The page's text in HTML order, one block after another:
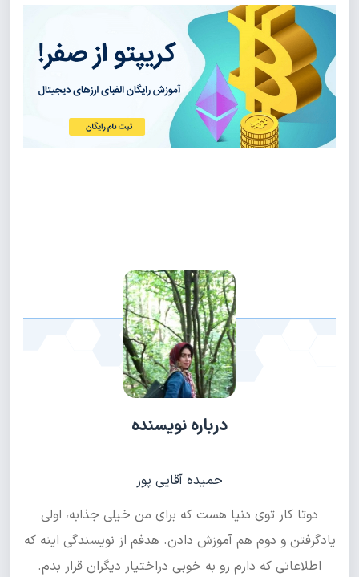
درباره نویسنده
حمیده آقایی پور
دوتا کار توی دنیا هست که برای من خیلی جذابه، اولی
یادگرفتن و دوم هم آموزش دادن. هدفم از نویسندگی اینه که
اطلاعاتی که دارم رو به خوبی دراختیار دیگران قرار بدم.